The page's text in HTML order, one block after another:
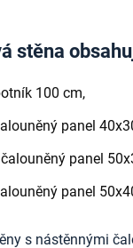
stěna
100 cm,
panel
panel
panel
s nástěnnými